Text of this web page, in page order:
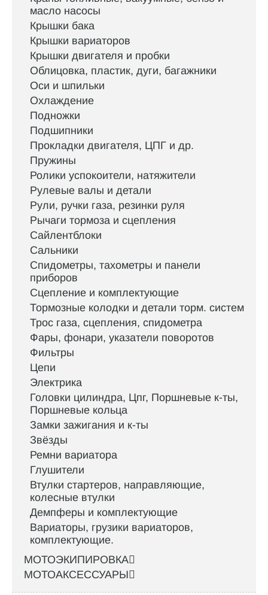
масло насосы
Крышки бака
Крышки вариаторов
Крышки двигателя и пробки
Облицовка, пластик, дуги, багажники
Оси и шпильки
Охлаждение
Подножки
Подшипники
Прокладки двигателя, ЦПГ и др.
Пружины
Ролики успокоители, натяжители
Рулевые валы и детали
Рули, ручки газа, резинки руля
Рычаги тормоза и сцепления
Сайлентблоки
Сальники
Спидометры, тахометры и панели
приборов
Сцепление и комплектующие
Тормозные колодки и детали торм. систем
Трос газа, сцепления, спидометра
Фары, фонари, указатели поворотов
Фильтры
Цепи
Электрика
Головки цилиндра, Цпг, Поршневые к-ты,
Поршневые кольца
Замки зажигания и к-ты
Звёзды
Ремни вариатора
Глушители
Втулки стартеров, направляющие,
колесные втулки
Демпферы и комплектующие
Вариаторы, грузики вариаторов,
комплектующие.
МОТОЭКИПИРОВКА
МОТОАКСЕССУАРЫ